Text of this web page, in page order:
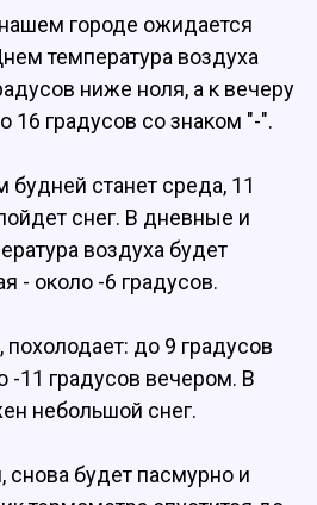
городе ожидается
температура воздуха
ниже ноля, а к вечеру
16 градусов со знаком "-".
станет среда, 11
снег. В дневные и
воздуха будет
- около -6 градусов.
похолодает: до 9 градусов
11 градусов вечером. В
небольшой снег.
снова будет пасмурно и